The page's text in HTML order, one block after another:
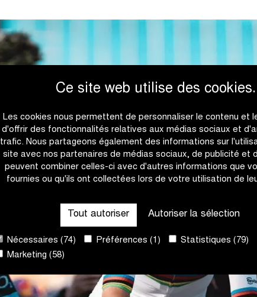
Ce site web utilise des cookies.
Les cookies nous permettent de personnaliser le contenu et
d'offrir des fonctionnalités relatives aux médias sociaux et
trafic. Nous partageons également des informations sur
site avec nos partenaires de médias sociaux, de publicité et
peuvent combiner celles-ci avec d'autres informations que
fournies ou qu'ils ont collectées lors de votre utilisation de
Tout autoriser Autoriser la sélection
Nécessaires (74) Préférences (1)
Statistiques (79)
Marketing (58)